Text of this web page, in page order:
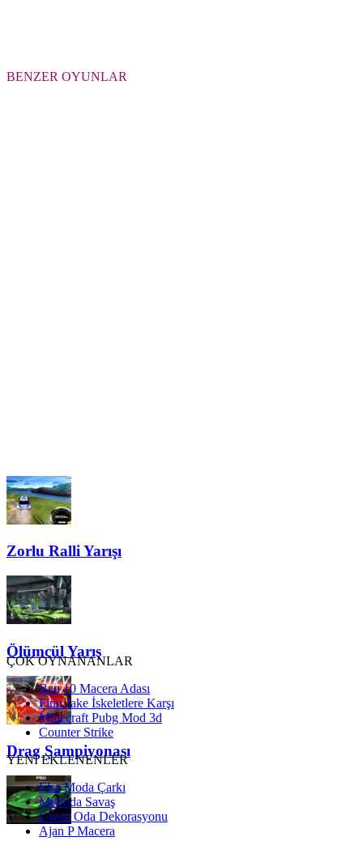
BENZER OYUNLAR
Zorlu Ralli Yarışı
Ölümcül Yarış
Drag Şampiyonası
ÇOK OYNANANLAR
Ben 10 Macera Adası
Finn Jake İskeletlere Karşı
Minecraft Pubg Mod 3d
Counter Strike
YENİ EKLENENLER
Elsa Moda Çarkı
Metroda Savaş
Gwen Oda Dekorasyonu
Ajan P Macera